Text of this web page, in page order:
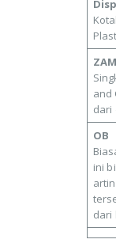
and
dari
OB
ini
dari